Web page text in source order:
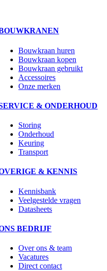
Bouwkraan huren
Bouwkraan kopen
Bouwkraan gebruikt
Accessoires
Onze merken
& ONDERHOUD
Storing
Onderhoud
Keuring
Transport
& KENNIS
Kennisbank
Veelgestelde vragen
Datasheets
BEDRIJF
Over ons & team
Vacatures
Direct contact